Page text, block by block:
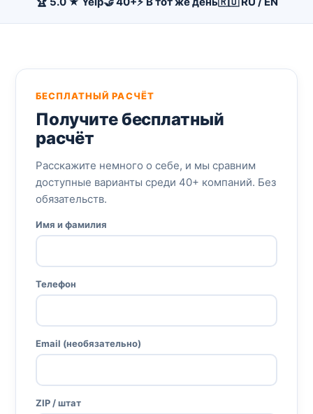
БЕСПЛАТНЫЙ РАСЧЁТ
Получите бесплатный
расчёт
Расскажите немного о себе, и мы сравним
доступные варианты среди 40+ компаний. Без
обязательств.
Имя и фамилия
Телефон
Email (необязательно)
ZIP / штат